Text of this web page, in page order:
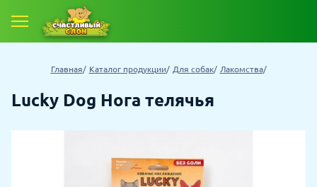
Главная Каталог продукции Для собак Лакомства
Lucky Dog Нога телячья